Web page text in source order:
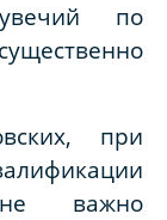
по
при
важно